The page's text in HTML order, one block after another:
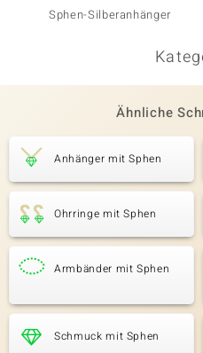
Sphen-Silberanhänger
Ähnliche
Anhänger mit Sphen
Ohrringe mit Sphen
Armbänder mit Sphen
Schmuck mit Sphen